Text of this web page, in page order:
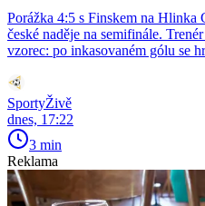
Porážka 4:5 s Finskem na Hlinka
české naděje na semifinále.
vzorec: po inkasovaném gólu se
SportyŽivě
dnes, 17:22
3 min
Reklama